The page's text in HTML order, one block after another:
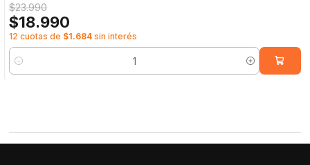
$23.990
$18.990
12 cuotas de $1.684 sin interés
Cantidad